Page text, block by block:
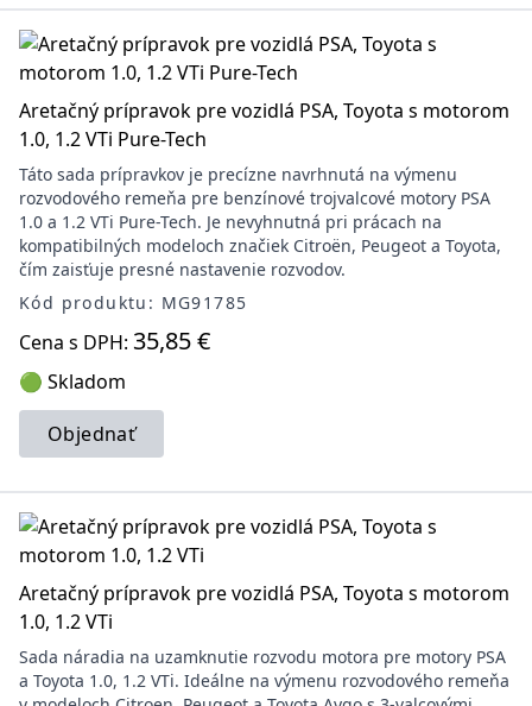
Aretačný prípravok pre vozidlá PSA, Toyota s motorom
1.0, 1.2 VTi Pure-Tech
Táto sada prípravkov je precízne navrhnutá na výmenu
rozvodového remeňa pre benzínové trojvalcové motory PSA
1.0 a 1.2 VTi Pure-Tech. Je nevyhnutná pri prácach na
kompatibilných modeloch značiek Citroën, Peugeot a Toyota,
čím zaisťuje presné nastavenie rozvodov.
Kód produktu: MG91785
Cena s DPH: 35,85 €
🟢 Skladom
Objednať
Aretačný prípravok pre vozidlá PSA, Toyota s motorom
1.0, 1.2 VTi
Sada náradia na uzamknutie rozvodu motora pre motory PSA
a Toyota 1.0, 1.2 VTi. Ideálne na výmenu rozvodového remeňa